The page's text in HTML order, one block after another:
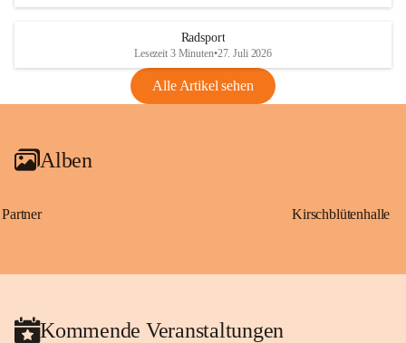
1 Seite•1,4 MB
VBl. EU Nr. 18_2026
Radsport
Lesezeit 3 Minuten•27. Juli 2026
Alle Artikel sehen
Alben
Partner Kirschblütenhalle
Kommende Veranstaltungen